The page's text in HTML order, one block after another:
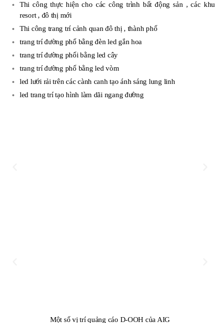
Thi công thực hiện cho các công trình bất động sản , các khu
resort , đô thị mới
Thi công trang trí cảnh quan đô thị , thành phố
trang trí đường phố bằng đèn led gắn hoa
trang trí đường phối bằng led cây
trang trí đường phố bằng led vòm
led lưới rải trên các cành canh tạo ánh sáng lung linh
led trang trí tạo hình làm dãi ngang đường
Một số vị trí quảng cáo D-OOH của AIG